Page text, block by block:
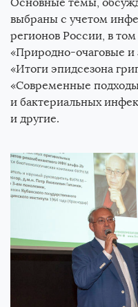
Основные темы,
выбраны с учетом
регионов России, в
«Природно-очаговые и
«Итоги эпидсезона
«Современные
и бактериальных
и другие.
Для специалистов